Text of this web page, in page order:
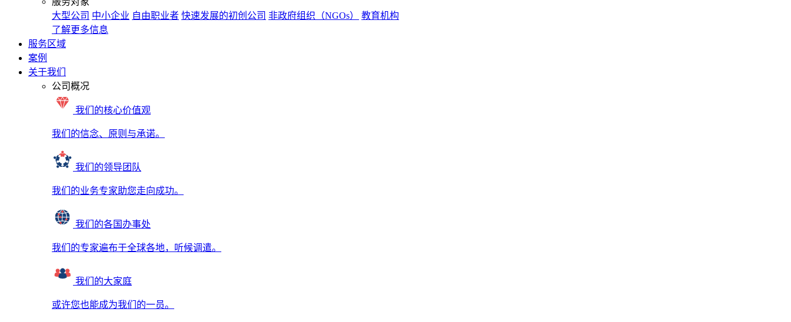
大型公司 中小企业 自由职业者 快速发展的初创公司 非政府组织（NGOs）
教育机构
了解更多信息
服务区域
案例
关于我们
公司概况
我们的核心价值观
我们的信念、原则与承诺。
我们的领导团队
我们的业务专家助您走向成功。
我们的各国办事处
我们的专家遍布于全球各地，听候调遣。
我们的大家庭
或许您也能成为我们的一员。